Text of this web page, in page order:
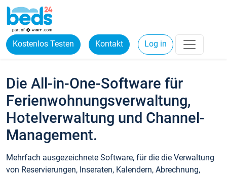
Kostenlos Testen Kontakt Log in
Die All-in-One-Software für
Ferienwohnungsverwaltung,
Hotelverwaltung und Channel-
Management.
Mehrfach ausgezeichnete Software, für die die Verwaltung
von Reservierungen, Inseraten, Kalendern, Abrechnung,